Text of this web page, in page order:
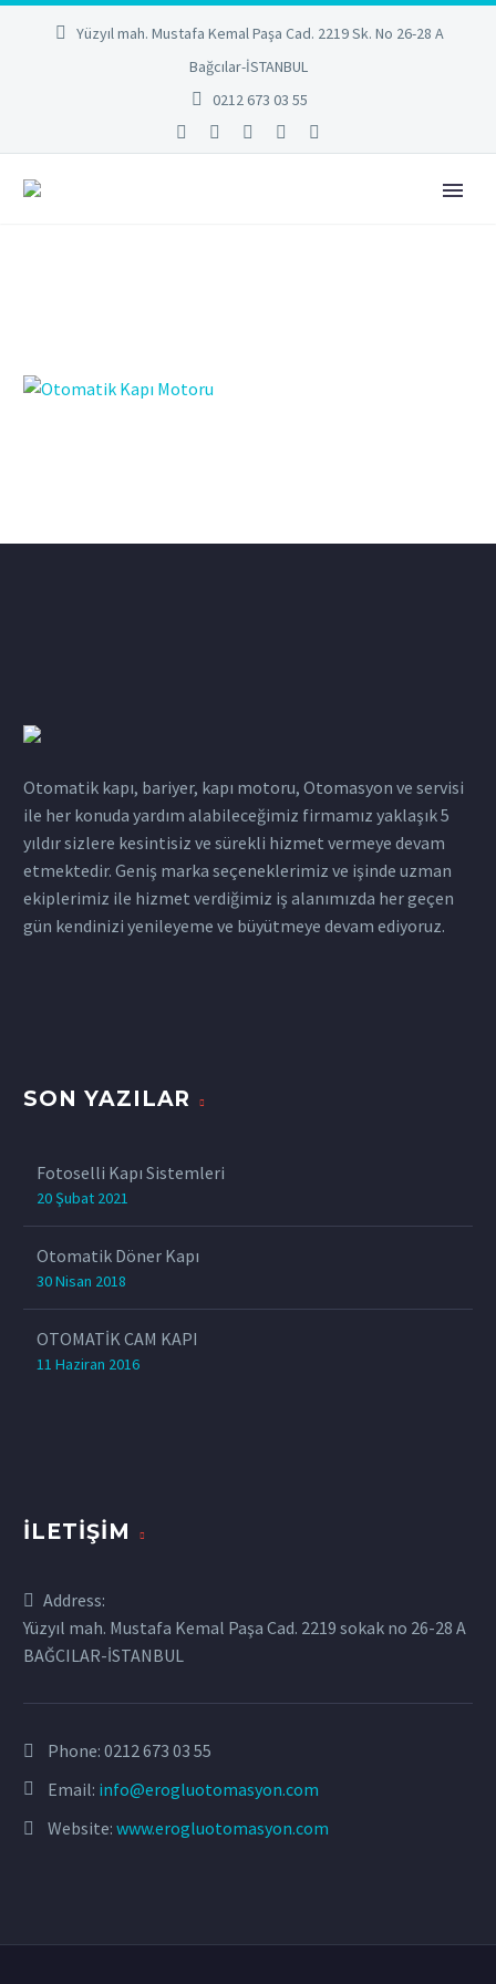
Yüzyıl mah. Mustafa Kemal Paşa Cad. 2219 Sk. No 26-28 A
Bağcılar-İSTANBUL
0212 673 03 55
Otomatik kapı, bariyer, kapı motoru, Otomasyon ve servisi
ile her konuda yardım alabileceğimiz firmamız yaklaşık 5
yıldır sizlere kesintisiz ve sürekli hizmet vermeye devam
etmektedir. Geniş marka seçeneklerimiz ve işinde uzman
ekiplerimiz ile hizmet verdiğimiz iş alanımızda her geçen
gün kendinizi yenileyeme ve büyütmeye devam ediyoruz.
SON YAZILAR
Fotoselli Kapı Sistemleri
20 Şubat 2021
Otomatik Döner Kapı
30 Nisan 2018
OTOMATİK CAM KAPI
11 Haziran 2016
İLETIŞIM
Address:
Yüzyıl mah. Mustafa Kemal Paşa Cad. 2219 sokak no 26-28 A
BAĞCILAR-İSTANBUL
Phone: 0212 673 03 55
Email: info@erogluotomasyon.com
Website: www.erogluotomasyon.com